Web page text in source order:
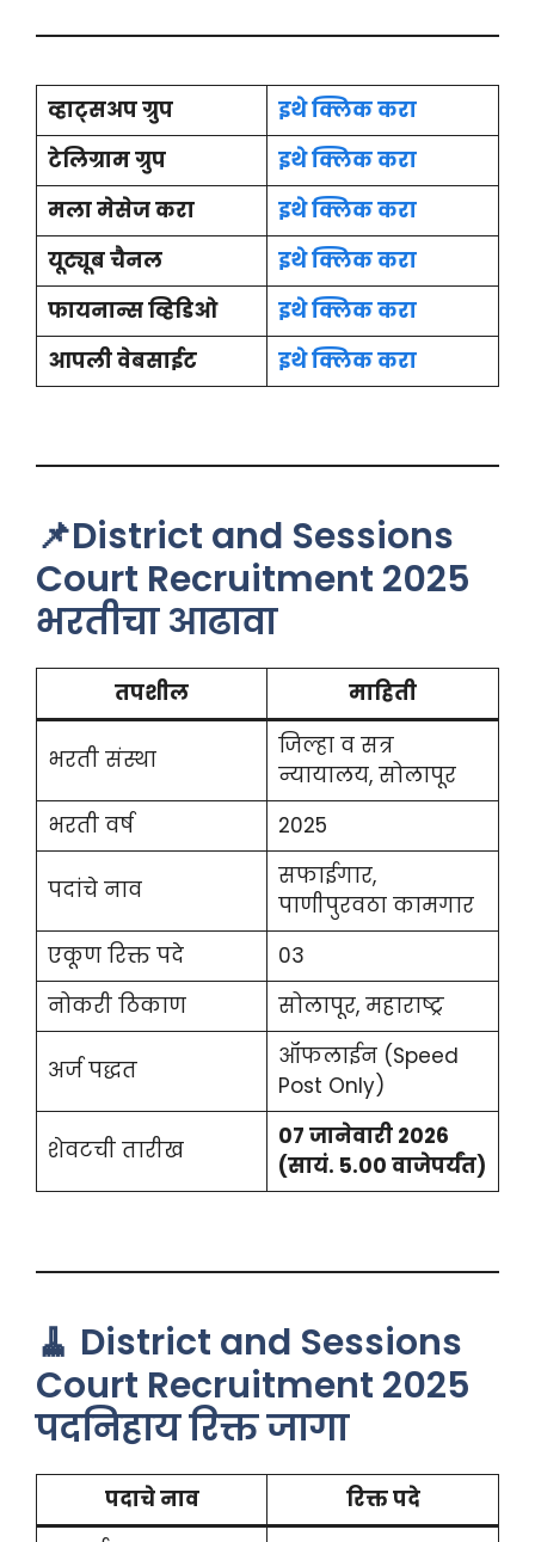
व्हाट्सअप ग्रुप
इथे क्लिक करा
टेलिग्राम ग्रुप
इथे क्लिक करा
मला मेसेज करा
इथे क्लिक करा
यूट्यूब चैनल
इथे क्लिक करा
फायनान्स व्हिडिओ
इथे क्लिक करा
आपली वेबसाईट
इथे क्लिक करा
📌District and Sessions
Court Recruitment 2025
भरतीचा आढावा
तपशील माहिती
भरती संस्था
जिल्हा व सत्र
न्यायालय, सोलापूर
भरती वर्ष
2025
पदांचे नाव
सफाईगार,
पाणीपुरवठा कामगार
एकूण रिक्त पदे
03
नोकरी ठिकाण
सोलापूर, महाराष्ट्र
अर्ज पद्धत
ऑफलाईन (Speed
Post Only)
शेवटची तारीख
07 जानेवारी 2026
(सायं. 5.00 वाजेपर्यंत)
🧹 District and Sessions
Court Recruitment 2025
पदनिहाय रिक्त जागा
पदाचे नाव
रिक्त पदे